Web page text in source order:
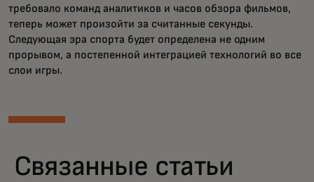
требовало команд аналитиков и часов обзора фильмов,
теперь может произойти за считанные секунды.
Следующая эра спорта будет определена не одним
прорывом, а постепенной интеграцией технологий во все
слои игры.
Связанные статьи